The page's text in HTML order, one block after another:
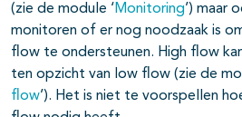
(zie de module ‘ Monitoring’) maar
monitoren of er nog noodzaak is
flow te ondersteunen. High flow
ten opzicht van low flow (zie de
flow’). Het is niet te voorspellen